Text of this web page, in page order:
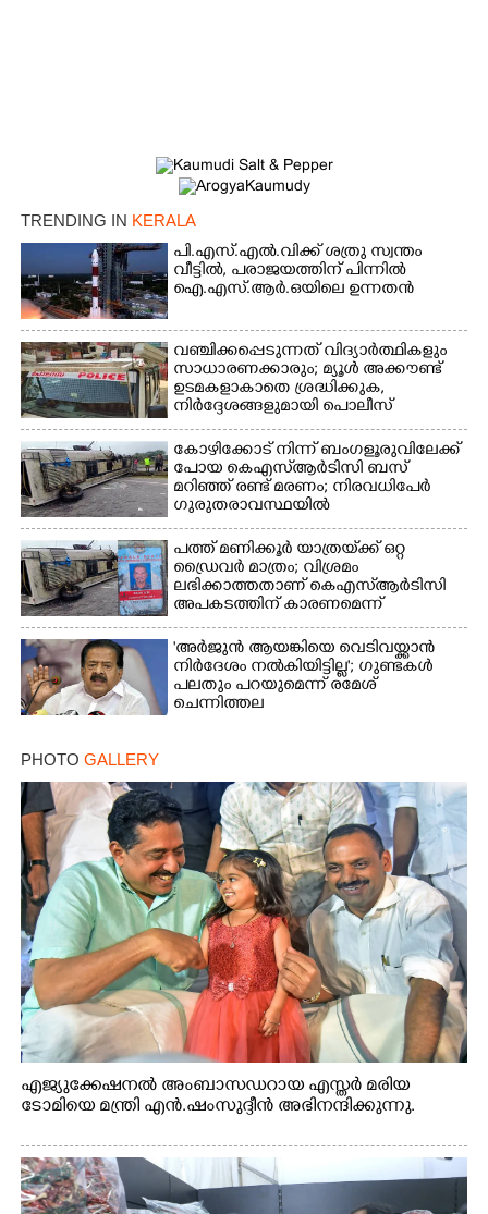
TRENDING IN KERALA
പി.എസ്.എൽ.വിക്ക് ശത്രു സ്വന്തം
വീട്ടിൽ,​ പരാജയത്തിന് പിന്നിൽ
ഐ.എസ്.ആർ.ഒയിലെ ഉന്നതൻ
വഞ്ചിക്കപ്പെടുന്നത് വിദ്യാർത്ഥികളും
സാധാരണക്കാരും; മ്യൂൾ അക്കൗണ്ട്
ഉടമകളാകാതെ ശ്രദ്ധിക്കുക,
നിർദ്ദേശങ്ങളുമായി പൊലീസ്
കോഴിക്കോട് നിന്ന് ബംഗളൂരുവിലേക്ക്
പോയ കെഎസ്‌ആർടിസി ബസ്
മറിഞ്ഞ് രണ്ട് മരണം; നിരവധിപേർ
ഗുരുതരാവസ്ഥയിൽ
പത്ത് മണിക്കൂർ യാത്രയ്‌ക്ക് ഒറ്റ
ഡ്രൈവർ മാത്രം; വിശ്രമം
ലഭിക്കാത്തതാണ് കെഎസ്‌ആർടിസി
അപകടത്തിന് കാരണമെന്ന്
വിമർശനം
'അർജുൻ ആയങ്കിയെ വെടിവയ്ക്കാൻ
നിർദേശം നൽകിയിട്ടില്ല'; ഗുണ്ടകൾ
പലതും പറയുമെന്ന് രമേശ്
ചെന്നിത്തല
PHOTO GALLERY
എജ്യുക്കേഷനൽ അംബാസഡറായ എസ്തർ മരിയ
ടോമിയെ മന്ത്രി എൻ.ഷംസുദ്ദീൻ അഭിനന്ദിക്കുന്നു.